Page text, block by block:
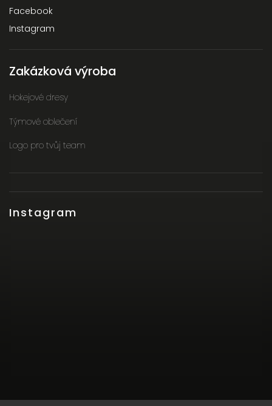
Facebook
Instagram
Zakázková výroba
Hokejové dresy
Týmové oblečení
Logo pro tvůj team
Instagram